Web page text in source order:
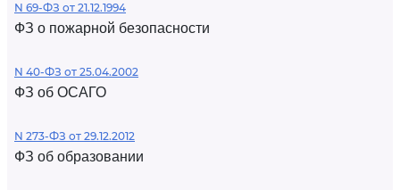
N 69-ФЗ от 21.12.1994
ФЗ о пожарной безопасности
N 40-ФЗ от 25.04.2002
ФЗ об ОСАГО
N 273-ФЗ от 29.12.2012
ФЗ об образовании